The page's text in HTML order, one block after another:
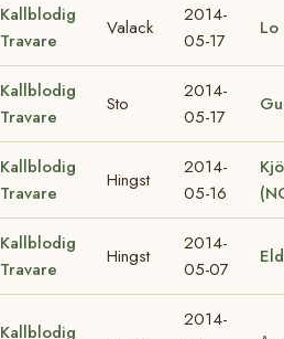
Kallblodig
Travare
Valack
2014-
05-17
Lo
Kallblodig
Travare
Sto
2014-
05-17
Kallblodig
Travare
Hingst
2014-
05-16
Kallblodig
Travare
Hingst
2014-
05-07
Kallblodig
2014-